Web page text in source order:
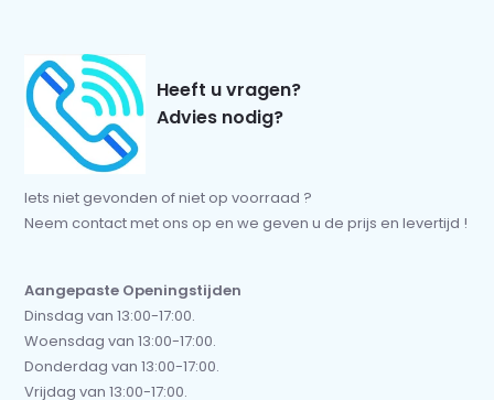
Heeft u vragen?
Advies nodig?
Iets niet gevonden of niet op voorraad ?
Neem contact met ons op en we geven u de prijs en levertijd !
Aangepaste Openingstijden
Dinsdag van 13:00-17:00.
Woensdag van 13:00-17:00.
Donderdag van 13:00-17:00.
Vrijdag van 13:00-17:00.